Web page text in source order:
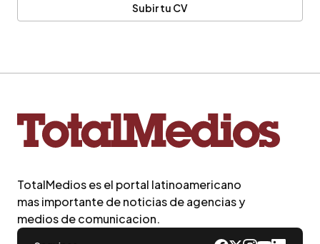
Subir tu CV
TotalMedios es el portal latinoamericano
mas importante de noticias de agencias y
medios de comunicacion.